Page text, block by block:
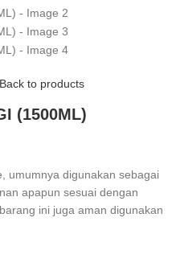
Back to products
(1500ML)
umumnya digunakan sebagai
apapun sesuai dengan
ini juga aman digunakan